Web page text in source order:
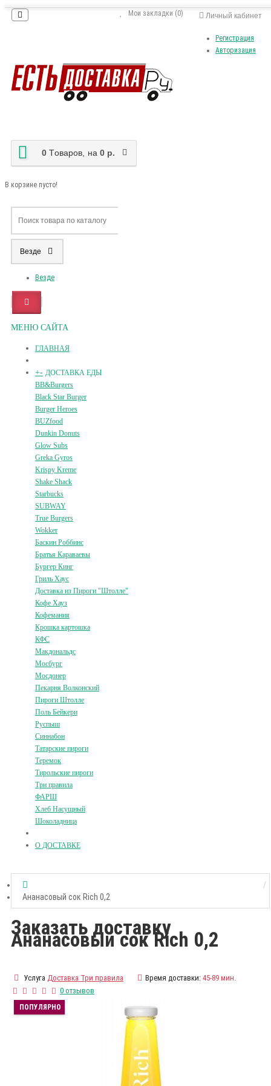
Личный кабинет
Регистрация
Авторизация
Мои закладки (0)
0 Tоваров, на 0 р.
В корзине пусто!
Везде
Везде
МЕНЮ САЙТА
ГЛАВНАЯ
+- ДОСТАВКА ЕДЫ
BB&Burgers
Black Star Burger
Burger Heroes
BUZfood
Dunkin Donuts
Glow Subs
Greka Gyros
Krispy Kreme
Shake Shack
Starbucks
SUBWAY
True Burgers
Wokker
Баскин Роббинс
Братья Караваевы
Бургер Кинг
Гриль Хаус
Доставка из Пироги "Штолле"
Кофе Хауз
Кофемания
Крошка картошка
КФС
Макдональдс
Мосбург
Мосдонер
Пекарня Волконский
Пироги Штолле
Поль Бейкери
Руспыш
Синнабон
Татарские пироги
Теремок
Тирольские пироги
Три правила
ФАРШ
Хлеб Насущный
Шоколадница
О ДОСТАВКЕ
Ананасовый сок Rich 0,2
Заказать доставку
Ананасовый сок Rich 0,2
Услуга Доставка Три правила Время доставки: 45-89 мин.
0 отзывов
ПОПУЛЯРНО